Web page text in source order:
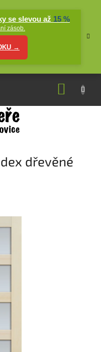
se slevou až 15 %
zásob.
→
dřevěné